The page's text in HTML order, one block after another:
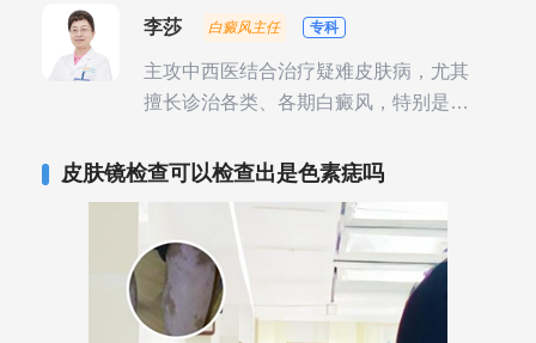
李莎 白癜风主任 专科
主攻中西医结合治疗疑难皮肤病，尤其
擅长诊治各类、各期白癜风，特别是对
复发期;临床运用中医的辨证施治，理法
皮肤镜检查可以检查出是色素痣吗